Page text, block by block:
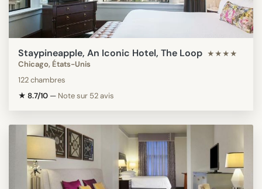
Staypineapple, An Iconic Hotel, The Loop ★★★★
Chicago, États-Unis
122 chambres
★ 8.7/10 — Note sur 52 avis